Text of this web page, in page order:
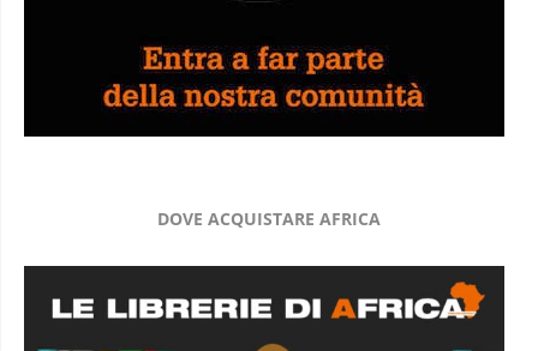
DOVE ACQUISTARE AFRICA